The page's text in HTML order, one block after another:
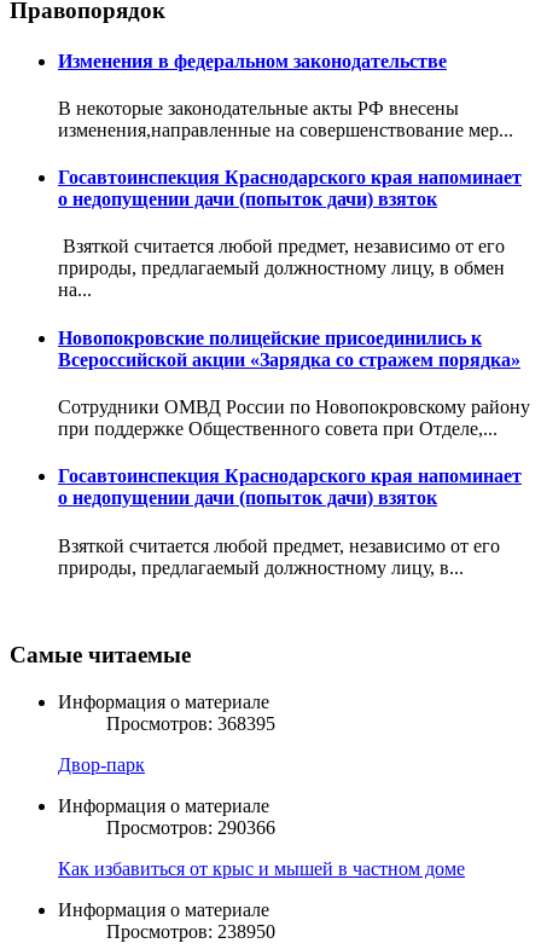
Правопорядок
Изменения в федеральном законодательстве
В некоторые законодательные акты РФ внесены
изменения,направленные на совершенствование мер...
Госавтоинспекция Краснодарского края напоминает
о недопущении дачи (попыток дачи) взяток
Взяткой считается любой предмет, независимо от его
природы, предлагаемый должностному лицу, в обмен
на...
Новопокровские полицейские присоединились к
Всероссийской акции «Зарядка со стражем порядка»
Сотрудники ОМВД России по Новопокровскому району
при поддержке Общественного совета при Отделе,...
Госавтоинспекция Краснодарского края напоминает
о недопущении дачи (попыток дачи) взяток
Взяткой считается любой предмет, независимо от его
природы, предлагаемый должностному лицу, в...
Самые читаемые
Информация о материале
Просмотров: 368395
Двор-парк
Информация о материале
Просмотров: 290366
Как избавиться от крыс и мышей в частном доме
Информация о материале
Просмотров: 238950